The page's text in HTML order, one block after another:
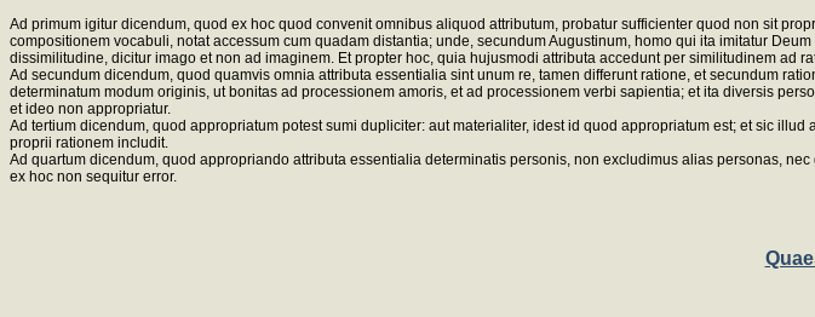
Ad primum igitur dicendum, quod ex hoc quod convenit omnibus aliquod attributum, probatur sufficienter quod non sit
compositionem vocabuli, notat accessum cum quadam distantia; unde, secundum Augustinum, homo qui ita imitatur
dissimilitudine, dicitur imago et non ad imaginem. Et propter hoc, quia hujusmodi attributa accedunt per similitudinem ad
Ad secundum dicendum, quod quamvis omnia attributa essentialia sint unum re, tamen differunt ratione, et secundum
determinatum modum originis, ut bonitas ad processionem amoris, et ad processionem verbi sapientia; et ita diversis
et ideo non appropriatur.
Ad tertium dicendum, quod appropriatum potest sumi dupliciter: aut materialiter, idest id quod appropriatum est; et sic
proprii rationem includit.
Ad quartum dicendum, quod appropriando attributa essentialia determinatis personis, non excludimus alias personas,
ex hoc non sequitur error.